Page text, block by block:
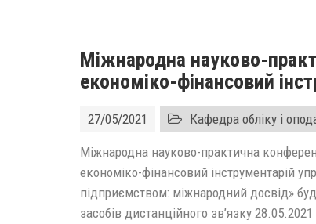
Міжнародна науково-
економіко-фінансовий
27/05/2021 Кафедра обліку і
Міжнародна науково-практична
економіко-фінансовий інструментарій
підприємством: міжнародний досвід»
засобів дистанційного зв’язку